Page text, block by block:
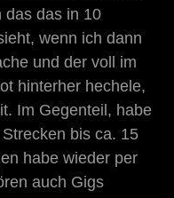
das das in 10
wenn ich dann
und der voll im
hinterher hechele,
Im Gegenteil, habe
bis ca. 15
habe wieder per
auch Gigs